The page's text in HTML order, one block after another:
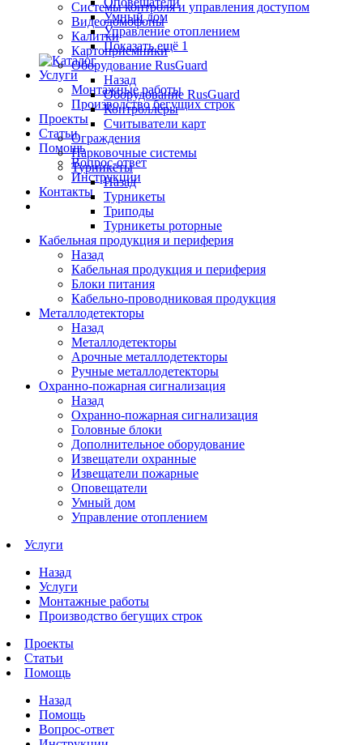
Умный дом
Управление отоплением
Показать ещё 1
Услуги
Монтажные работы
Производство бегущих строк
Проекты
Статьи
Помощь
Вопрос-ответ
Инструкции
Контакты
Системы контроля и управления доступом
Видеодомофоны
Калитки
Картоприемники
Оборудование RusGuard
Назад
Оборудование RusGuard
Контроллеры
Считыватели карт
Ограждения
Парковочные системы
Турникеты
Назад
Турникеты
Триподы
Турникеты роторные
Кабельная продукция и периферия
Назад
Кабельная продукция и периферия
Блоки питания
Кабельно-проводниковая продукция
Металлодетекторы
Назад
Металлодетекторы
Арочные металлодетекторы
Ручные металлодетекторы
Охранно-пожарная сигнализация
Назад
Охранно-пожарная сигнализация
Головные блоки
Дополнительное оборудование
Извещатели охранные
Извещатели пожарные
Оповещатели
Умный дом
Управление отоплением
Услуги
Назад
Услуги
Монтажные работы
Производство бегущих строк
Проекты
Статьи
Помощь
Назад
Помощь
Вопрос-ответ